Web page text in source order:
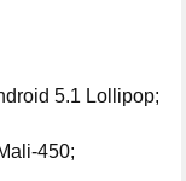
5.1 Lollipop;
450;